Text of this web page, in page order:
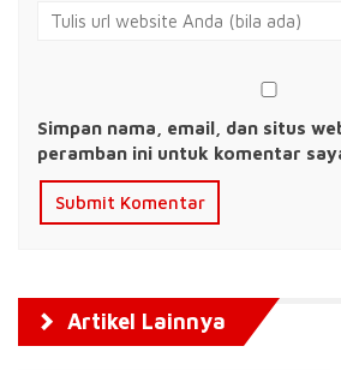
Simpan nama, email, dan situs
peramban ini untuk komentar
Artikel Lainnya